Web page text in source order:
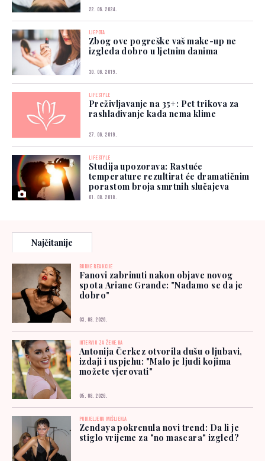
22. 06. 2024.
LJEPOTA
Zbog ove pogreške vaš make-up ne
izgleda dobro u ljetnim danima
30. 06. 2019.
LIFESTYLE
Preživljavanje na 35+: Pet trikova za
rashlađivanje kada nema klime
27. 06. 2019.
LIFESTYLE
Studija upozorava: Rastuće
temperature rezultirat će dramatičnim
porastom broja smrtnih slučajeva
01. 08. 2018.
Najčitanije
BURNE REAKCIJE
Fanovi zabrinuti nakon objave novog
spota Ariane Grande: "Nadamo se da je
dobro"
03. 08. 2026.
INTERVJU ZA ŽENE.BA
Antonija Čerkez otvorila dušu o ljubavi,
izdaji i uspjehu: "Malo je ljudi kojima
možete vjerovati"
05. 08. 2026.
PODIJELJENA MIŠLJENJA
Zendaya pokrenula novi trend: Da li je
stiglo vrijeme za "no mascara" izgled?